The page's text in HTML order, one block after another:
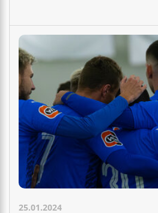
25.01.2024